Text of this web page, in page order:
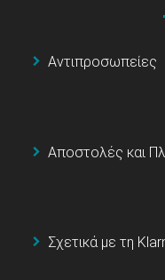
Αντιπροσωπείες
Αποστολές και
Σχετικά με τη